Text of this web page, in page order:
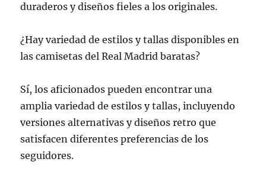
duraderos y diseños fieles a los originales.
¿Hay variedad de estilos y tallas disponibles en
las camisetas del Real Madrid baratas?
Sí, los aficionados pueden encontrar una
amplia variedad de estilos y tallas, incluyendo
versiones alternativas y diseños retro que
satisfacen diferentes preferencias de los
seguidores.